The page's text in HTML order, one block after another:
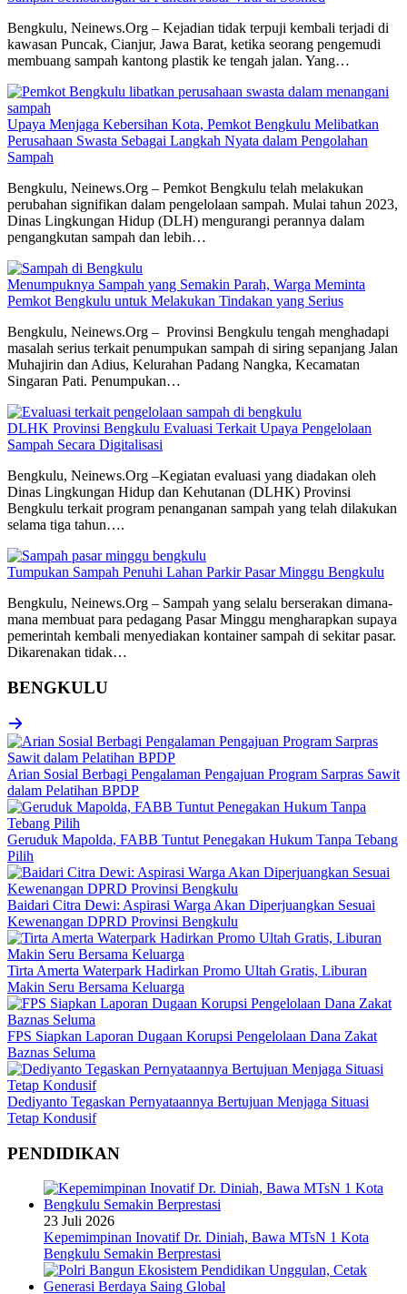
Bengkulu, Neinews.Org – Kejadian tidak terpuji kembali terjadi di
kawasan Puncak, Cianjur, Jawa Barat, ketika seorang pengemudi
membuang sampah kantong plastik ke tengah jalan. Yang…
Upaya Menjaga Kebersihan Kota, Pemkot Bengkulu Melibatkan
Perusahaan Swasta Sebagai Langkah Nyata dalam Pengolahan
Sampah
Bengkulu, Neinews.Org – Pemkot Bengkulu telah melakukan
perubahan signifikan dalam pengelolaan sampah. Mulai tahun 2023,
Dinas Lingkungan Hidup (DLH) mengurangi perannya dalam
pengangkutan sampah dan lebih…
Menumpuknya Sampah yang Semakin Parah, Warga Meminta
Pemkot Bengkulu untuk Melakukan Tindakan yang Serius
Bengkulu, Neinews.Org – Provinsi Bengkulu tengah menghadapi
masalah serius terkait penumpukan sampah di siring sepanjang Jalan
Muhajirin dan Adius, Kelurahan Padang Nangka, Kecamatan
Singaran Pati. Penumpukan…
DLHK Provinsi Bengkulu Evaluasi Terkait Upaya Pengelolaan
Sampah Secara Digitalisasi
Bengkulu, Neinews.Org –Kegiatan evaluasi yang diadakan oleh
Dinas Lingkungan Hidup dan Kehutanan (DLHK) Provinsi
Bengkulu terkait program penanganan sampah yang telah dilakukan
selama tiga tahun….
Tumpukan Sampah Penuhi Lahan Parkir Pasar Minggu Bengkulu
Bengkulu, Neinews.Org – Sampah yang selalu berserakan dimana-
mana membuat para pedagang Pasar Minggu mengharapkan supaya
pemerintah kembali menyediakan kontainer sampah di sekitar pasar.
Dikarenakan tidak…
BENGKULU
Arian Sosial Berbagi Pengalaman Pengajuan Program Sarpras Sawit
dalam Pelatihan BPDP
Geruduk Mapolda, FABB Tuntut Penegakan Hukum Tanpa Tebang
Pilih
Baidari Citra Dewi: Aspirasi Warga Akan Diperjuangkan Sesuai
Kewenangan DPRD Provinsi Bengkulu
Tirta Amerta Waterpark Hadirkan Promo Ultah Gratis, Liburan
Makin Seru Bersama Keluarga
FPS Siapkan Laporan Dugaan Korupsi Pengelolaan Dana Zakat
Baznas Seluma
Dediyanto Tegaskan Pernyataannya Bertujuan Menjaga Situasi
Tetap Kondusif
PENDIDIKAN
23 Juli 2026
Kepemimpinan Inovatif Dr. Diniah, Bawa MTsN 1 Kota
Bengkulu Semakin Berprestasi